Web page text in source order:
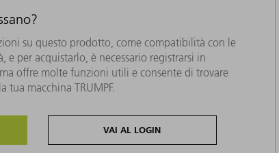
su questo prodotto, come compatibilità con le
e per acquistarlo, è necessario registrarsi in
offre molte funzioni utili e consente di trovare
tua macchina TRUMPF.
VAI AL LOGIN